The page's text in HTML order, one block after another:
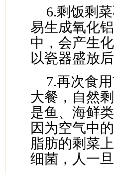
6.剩饭剩
易生成氧化
中，会产生
以瓷器盛放
7.再次食
大餐，自然
是鱼、海鲜
因为空气中
脂肪的剩菜
细菌，人一